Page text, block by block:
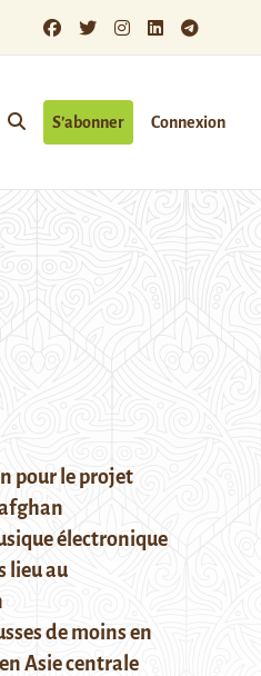
S’abonner Connexion
pour le projet
électronique
lieu au
de moins en
Asie centrale